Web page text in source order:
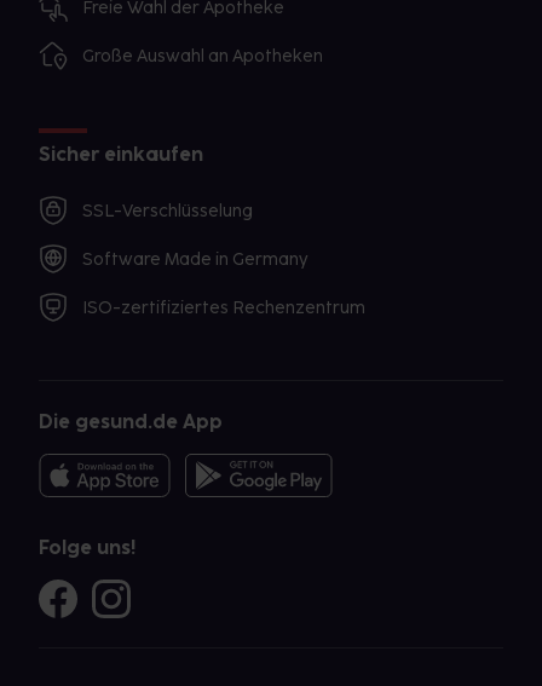
Freie Wahl der Apotheke
Große Auswahl an Apotheken
Sicher einkaufen
SSL-Verschlüsselung
Software Made in Germany
ISO-zertifiziertes Rechenzentrum
Die gesund.de App
Folge uns!